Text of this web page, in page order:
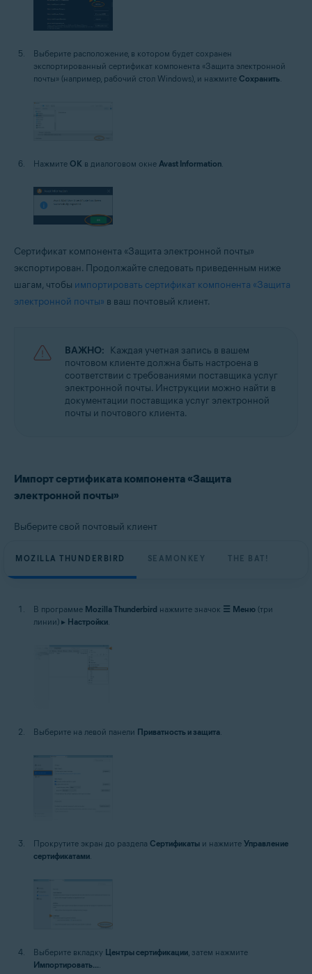
Выберите расположение, в котором будет сохранен
экспортированный сертификат компонента «Защита электронной
почты» (например, рабочий стол Windows), и нажмите Сохранить
Нажмите OK в диалоговом окне Avast Information.
Сертификат компонента «Защита электронной почты»
экспортирован. Продолжайте следовать приведенным ниже
шагам, чтобы импортировать сертификат компонента «Защита
электронной почты» в ваш почтовый клиент.
ВАЖНО: Каждая учетная запись в вашем
почтовом клиенте должна быть настроена в
соответствии с требованиями поставщика услуг
электронной почты. Инструкции можно найти в
документации поставщика услуг электронной
почты и почтового клиента.
Импорт сертификата компонента «Защита
электронной почты»
Выберите свой почтовый клиент
MOZILLA THUNDERBIRD SEAMONKEY THE BAT!
В программе Mozilla Thunderbird нажмите значок ☰ Меню (три
линии) ▸ Настройки
Выберите на левой панели Приватность и защита.
Прокрутите экран до раздела Сертификаты и нажмите Управление
сертификатами
Выберите вкладку Центры сертификации , затем нажмите
Импортировать...